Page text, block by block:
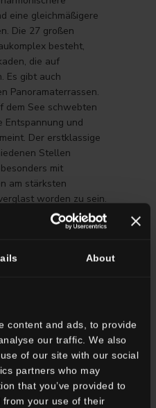
About
content and ads, to provide
our traffic. We also
of our site with our social
partners who may
that you’ve provided to
from your use of their
eine gleichmäßigere
Die 27 großen
besteht,
die auf
Es gibt auch
Panoramaterrassen.
dem See schwebten
Entspannung und
Der erstklassige
Stellen
mit
am stärksten
worden zu sein.
Größe entwickeln
den
5 Wohneinheiten mit
je nach der
immer versetzt, um
zu ermöglichen.
Berges, wo es sehr
Belüftung gibt,
und im